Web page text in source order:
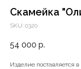
Cкамейка
SKU: 0320
54 000 р.
Изделие поставляется